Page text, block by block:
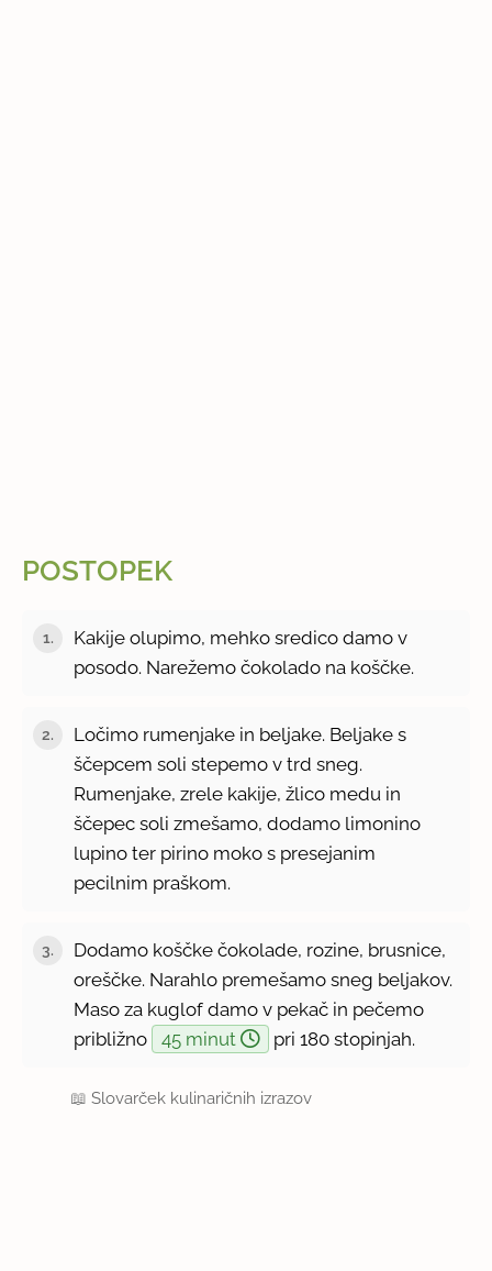
POSTOPEK
1.
Kakije olupimo, mehko sredico damo v
posodo. Narežemo čokolado na koščke.
2.
Ločimo rumenjake in beljake. Beljake s
ščepcem soli stepemo v trd sneg.
Rumenjake, zrele kakije, žlico medu in
ščepec soli zmešamo, dodamo limonino
lupino ter pirino moko s presejanim
pecilnim praškom.
3.
Dodamo koščke čokolade, rozine, brusnice,
oreščke. Narahlo premešamo sneg beljakov.
Maso za kuglof damo v pekač in pečemo
približno
45 minut pri 180 stopinjah.
📖Slovarček kulinaričnih izrazov